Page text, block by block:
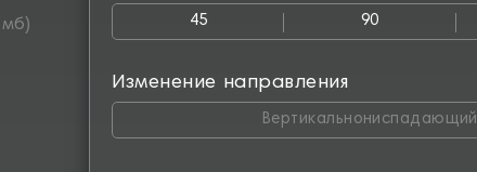
мб) 45 90
Изменение направления
Вертикальнониспадающий